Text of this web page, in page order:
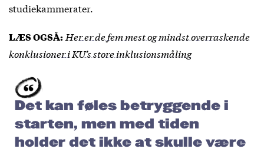
studiekammerater.
LÆS OGSÅ: Her er de fem mest og mindst overraskende
konklusioner i KU’s store inklusionsmåling
Det kan føles betryggende i
starten, men med tiden
holder det ikke at skulle være